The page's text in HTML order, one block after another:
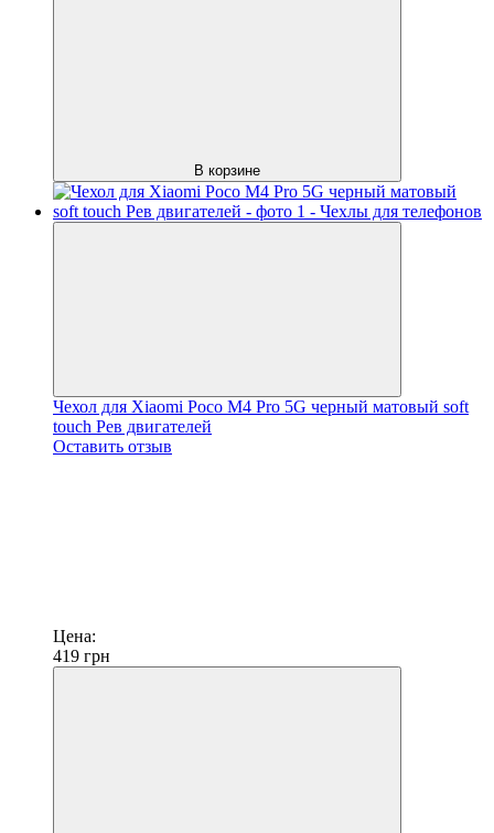
В корзине
Чехол для Xiaomi Poco M4 Pro 5G черный матовый soft
touch Рев двигателей
Оставить отзыв
Цена:
419 грн